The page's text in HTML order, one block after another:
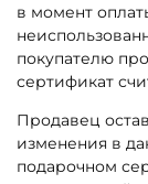
в момент
покупателю
сертификат
Продавец
изменения в
подарочном